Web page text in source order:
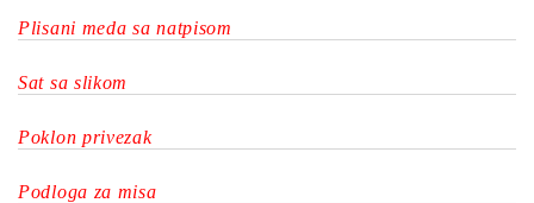
Plisani meda sa natpisom
Sat sa slikom
Poklon privezak
Podloga za misa